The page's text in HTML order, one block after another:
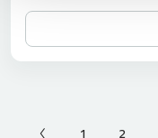
1 2